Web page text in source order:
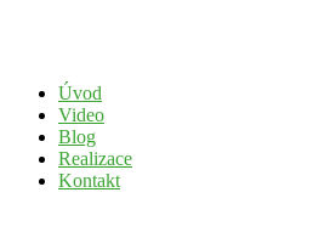
Úvod
Video
Blog
Realizace
Kontakt